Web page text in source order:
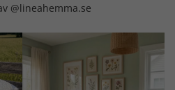
@lineahemma.se